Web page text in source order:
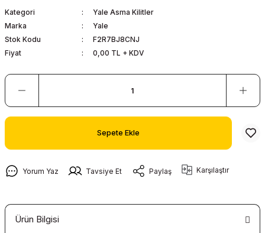
Kategori
Yale Asma Kilitler
Marka
Yale
Stok Kodu
F2R7BJ8CNJ
Fiyat
0,00 TL + KDV
Sepete Ekle
Yorum Yaz Tavsiye Et Paylaş Karşılaştır
Ürün Bilgisi